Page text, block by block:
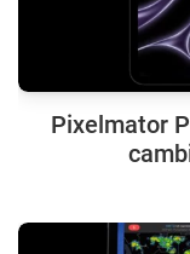
Pixelmator